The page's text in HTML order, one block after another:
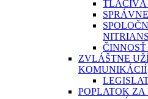
TLAČIVÁ
ZVLÁŠTNE
KOMUNIKÁCIÍ
POPLATOK ZA